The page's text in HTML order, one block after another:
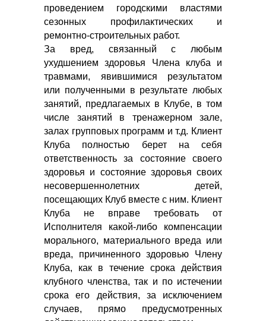
проведением городскими властями
сезонных профилактических и
ремонтно-строительных работ.
За вред, связанный с любым
ухудшением здоровья Члена клуба и
травмами, явившимися результатом
или полученными в результате любых
занятий, предлагаемых в Клубе, в том
числе занятий в тренажерном зале,
залах групповых программ и т.д. Клиент
Клуба полностью берет на себя
ответственность за состояние своего
здоровья и состояние здоровья своих
несовершеннолетних детей,
посещающих Клуб вместе с ним. Клиент
Клуба не вправе требовать от
Исполнителя какой-либо компенсации
морального, материального вреда или
вреда, причиненного здоровью Члену
Клуба, как в течение срока действия
клубного членства, так и по истечении
срока его действия, за исключением
случаев, прямо предусмотренных